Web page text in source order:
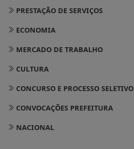
PRESTAÇÃO DE SERVIÇOS
ECONOMIA
MERCADO DE TRABALHO
CULTURA
CONCURSO E PROCESSO SELETIVO
CONVOCAÇÕES PREFEITURA
NACIONAL